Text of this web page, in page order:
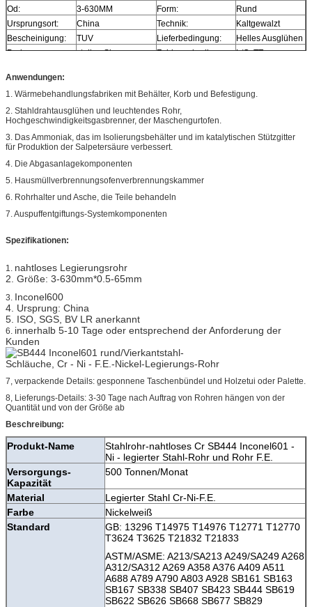
Od:
3-630MM Form:
Rund
Ursprungsort:
China Technik:
Kaltgewalzt
Bescheinigung:
TUV Lieferbedingung:
Helles Ausglühen
Probe:
stellen Sie zur
Zahlungsbedingung:L/C, TT
Anwendungen:
1. Wärmebehandlungsfabriken mit Behälter, Korb und Befestigung.
2. Stahldrahtausglühen und leuchtendes Rohr,
Hochgeschwindigkeitsgasbrenner, der Maschengurtofen.
3. Das Ammoniak, das im Isolierungsbehälter und im katalytischen Stützgitter
für Produktion der Salpetersäure verbessert.
4. Die Abgasanlagekomponenten
5. Hausmüllverbrennungsofenverbrennungskammer
6. Rohrhalter und Asche, die Teile behandeln
7. Auspuffentgiftungs-Systemkomponenten
Spezifikationen:
1. nahtloses Legierungsrohr
2. Größe: 3-630mm*0.5-65mm
3. Inconel600
4. Ursprung: China
5. ISO, SGS, BV LR anerkannt
6. innerhalb 5-10 Tage oder entsprechend der Anforderung der
Kunden
7, verpackende Details: gesponnene Taschenbündel und Holzetui oder Palette.
8, Lieferungs-Details: 3-30 Tage nach Auftrag von Rohren hängen von der
Quantität und von der Größe ab
Beschreibung:
Produkt-Name
Stahlrohr-nahtloses Cr SB444 Inconel601 -
Ni - legierter Stahl-Rohr und Rohr F.E.
Versorgungs-
Kapazität
500 Tonnen/Monat
Material
Legierter Stahl Cr-Ni-F.E.
Farbe
Nickelweiß
Standard
GB: 13296 T14975 T14976 T12771 T12770
T3624 T3625 T21832 T21833
ASTM/ASME: A213/SA213 A249/SA249 A268
A312/SA312 A269 A358 A376 A409 A511
A688 A789 A790 A803 A928 SB161 SB163
SB167 SB338 SB407 SB423 SB444 SB619
SB622 SB626 SB668 SB677 SB829